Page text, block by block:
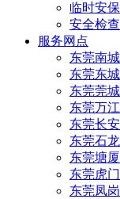
临时安保
安全检查
服务网点
东莞南
东莞东
东莞莞
东莞万
东莞长
东莞石
东莞塘
东莞虎
东莞凤